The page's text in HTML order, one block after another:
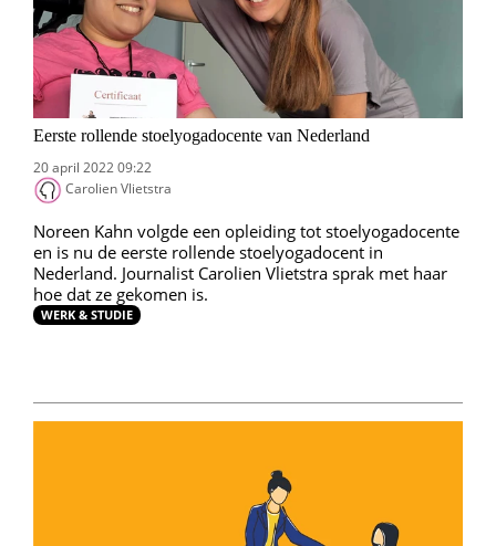
Eerste rollende stoelyogadocente van Nederland
20 april 2022 09:22
Carolien Vlietstra
Noreen Kahn volgde een opleiding tot stoelyogadocente
en is nu de eerste rollende stoelyogadocent in
Nederland. Journalist Carolien Vlietstra sprak met haar
hoe dat ze gekomen is.
WERK & STUDIE